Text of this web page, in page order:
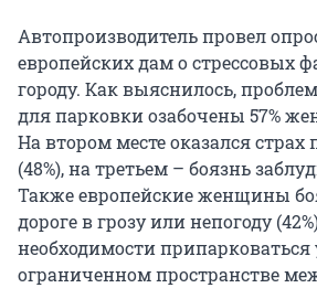
Автопроизводитель провел
европейских дам о стрессовых
городу. Как выяснилось,
для парковки озабочены 57%
На втором месте оказался страх
(48%), на третьем – боязнь
Также европейские женщины
дороге в грозу или непогоду
необходимости
ограниченном пространстве